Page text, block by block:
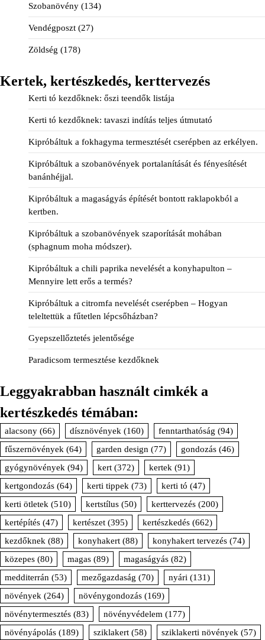
Szobanövény (134)
Vendégposzt (27)
Zöldség (178)
Kertek, kertészkedés, kerttervezés
Kerti tó kezdőknek: őszi teendők listája
Kerti tó kezdőknek: tavaszi indítás teljes útmutató
Kipróbáltuk a fokhagyma termesztését cserépben az erkélyen.
Kipróbáltuk a szobanövények portalanítását és fényesítését
banánhéjjal.
Kipróbáltuk a magaságyás építését bontott raklapokból a
kertben.
Kipróbáltuk a szobanövények szaporítását mohában
(sphagnum moha módszer).
Kipróbáltuk a chili paprika nevelését a konyhapulton –
Mennyire lett erős a termés?
Kipróbáltuk a citromfa nevelését cserépben – Hogyan
teleltettük a fűtetlen lépcsőházban?
Gyepszellőztetés jelentősége
Paradicsom termesztése kezdőknek
Leggyakrabban használt cimkék a
kertészkedés témában:
alacsony (66) dísznövények (160) fenntarthatóság (94)
fűszernövények (64) garden design (77) gondozás (46)
gyógynövények (94) kert (372) kertek (91)
kertgondozás (64) kerti tippek (73) kerti tó (47)
kerti ötletek (510) kertstílus (50) kerttervezés (200)
kertépítés (47) kertészet (395) kertészkedés (662)
kezdőknek (88) konyhakert (88) konyhakert tervezés (74)
közepes (80) magas (89) magaságyás (82)
medditerrán (53) mezőgazdaság (70) nyári (131)
növények (264) növénygondozás (169)
növénytermesztés (83) növényvédelem (177)
növényápolás (189) sziklakert (58) sziklakerti növények (57)